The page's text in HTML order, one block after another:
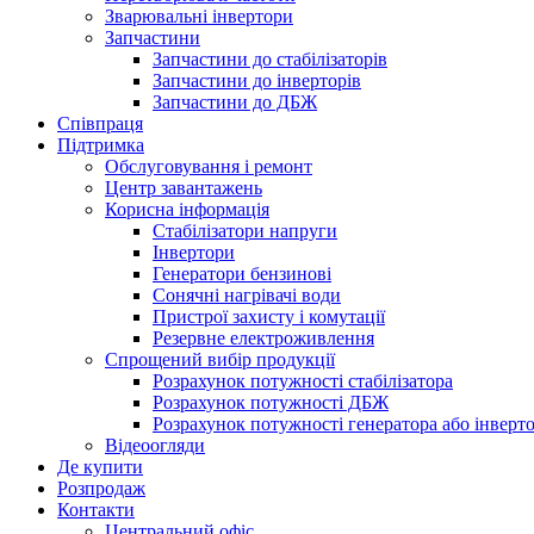
Зварювальні інвертори
Запчастини
Запчастини до стабілізаторів
Запчастини до інверторів
Запчастини до ДБЖ
Співпраця
Підтримка
Обслуговування і ремонт
Центр завантажень
Корисна інформація
Стабілізатори напруги
Інвертори
Генератори бензинові
Сонячні нагрівачі води
Пристрої захисту і комутації
Резервне електроживлення
Спрощений вибір продукції
Розрахунок потужності стабілізатора
Розрахунок потужності ДБЖ
Розрахунок потужності генератора або
Відеоогляди
Де купити
Розпродаж
Контакти